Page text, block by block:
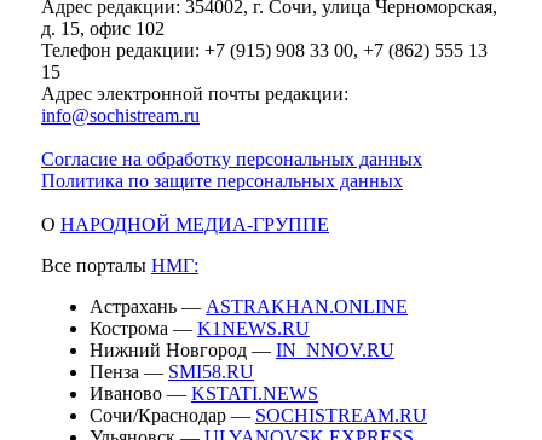
Адрес редакции: 354002, г. Сочи, улица Черноморская,
д. 15, офис 102
Телефон редакции: +7 (915) 908 33 00, +7 (862) 555 13
15
Адрес электронной почты редакции:
info@sochistream.ru
Согласие на обработку персональных данных
Политика по защите персональных данных
О НАРОДНОЙ МЕДИА-ГРУППЕ
Все порталы НМГ:
Астрахань — ASTRAKHAN.ONLINE
Кострома — K1NEWS.RU
Нижний Новгород — IN_NNOV.RU
Пенза — SMI58.RU
Иваново — KSTATI.NEWS
Сочи/Краснодар — SOCHISTREAM.RU